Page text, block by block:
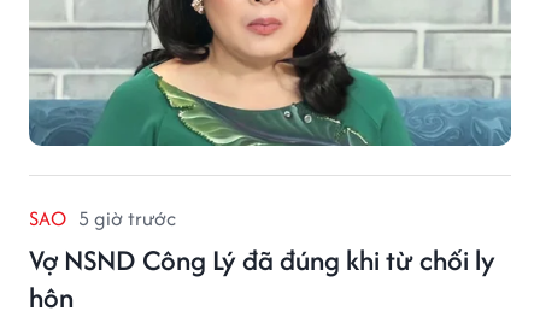
SAO 5 giờ trước
Vợ NSND Công Lý đã đúng khi từ chối ly
hôn